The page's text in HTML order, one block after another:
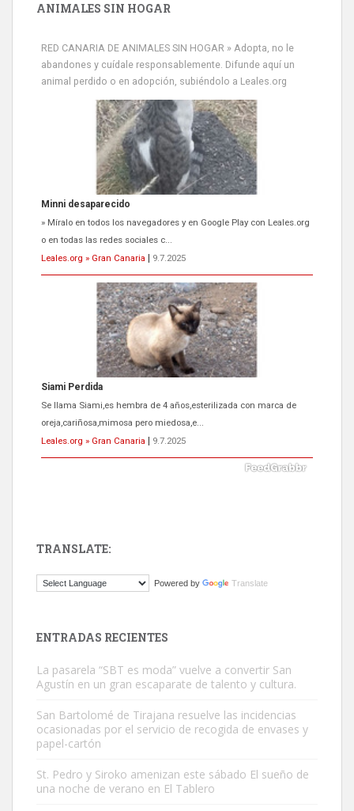
ANIMALES SIN HOGAR
RED CANARIA DE ANIMALES SIN HOGAR » Adopta, no le
abandones y cuídale responsablemente. Difunde aquí un
animal perdido o en adopción, subiéndolo a Leales.org
Minni desaparecido
» Míralo en todos los navegadores y en Google Play con Leales.org
o en todas las redes sociales c...
Leales.org » Gran Canaria
9.7.2025
Siami Perdida
Se llama Siami,es hembra de 4 años,esterilizada con marca de
oreja,cariñosa,mimosa pero miedosa,e...
Leales.org » Gran Canaria
9.7.2025
El ayuntamiento se va a llevar a Los Gatos callejeros de la zona los
Gato manso encontrado
Este gato macho ha aparecido en la calle hace menos de un mes,
es muy manso y extremadamente cari...
TRANSLATE:
Powered by Translate
ENTRADAS RECIENTES
La pasarela “SBT es moda” vuelve a convertir San
Agustín en un gran escaparate de talento y cultura.
San Bartolomé de Tirajana resuelve las incidencias
ocasionadas por el servicio de recogida de envases y
papel-cartón
St. Pedro y Siroko amenizan este sábado El sueño de
una noche de verano en El Tablero